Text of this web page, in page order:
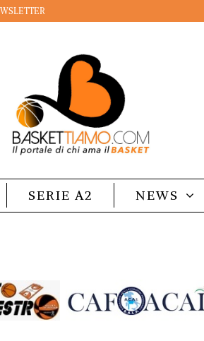
SERIE A2 NEWS